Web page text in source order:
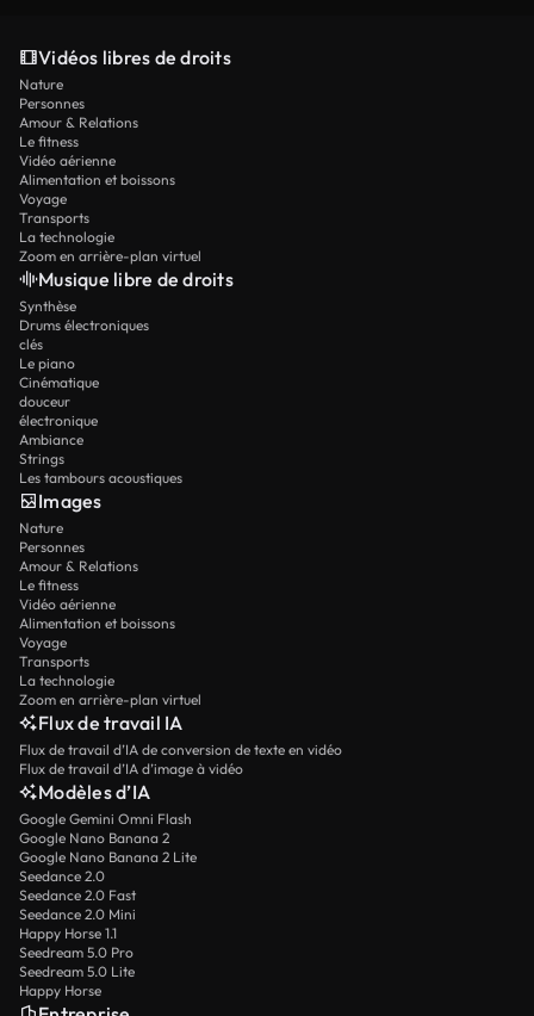
Vidéos libres de droits
Nature
Personnes
Amour & Relations
Le fitness
Vidéo aérienne
Alimentation et boissons
Voyage
Transports
La technologie
Zoom en arrière-plan virtuel
Musique libre de droits
Synthèse
Drums électroniques
clés
Le piano
Cinématique
douceur
électronique
Ambiance
Strings
Les tambours acoustiques
Images
Nature
Personnes
Amour & Relations
Le fitness
Vidéo aérienne
Alimentation et boissons
Voyage
Transports
La technologie
Zoom en arrière-plan virtuel
Flux de travail IA
Flux de travail d’IA de conversion de texte en vidéo
Flux de travail d’IA d’image à vidéo
Modèles d’IA
Google Gemini Omni Flash
Google Nano Banana 2
Google Nano Banana 2 Lite
Seedance 2.0
Seedance 2.0 Fast
Seedance 2.0 Mini
Happy Horse 1.1
Seedream 5.0 Pro
Seedream 5.0 Lite
Happy Horse